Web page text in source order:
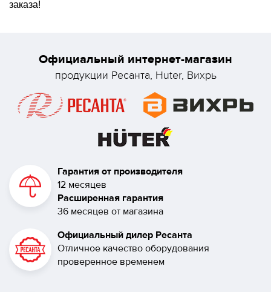
заказа!
Официальный интернет-магазин
продукции Ресанта, Huter, Вихрь
Гарантия от производителя
12 месяцев
Расширенная гарантия
36 месяцев от магазина
Официальный дилер Ресанта
Отличное качество оборудования
проверенное временем